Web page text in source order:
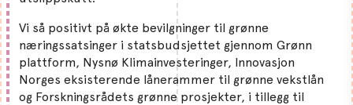
Vi så positivt på økte bevilgninger til grønne
næringssatsinger i statsbudsjettet gjennom Grønn
plattform, Nysnø Klimainvesteringer, Innovasjon
Norges eksisterende lånerammer til grønne vekstlån
og Forskningsrådets grønne prosjekter, i tillegg til